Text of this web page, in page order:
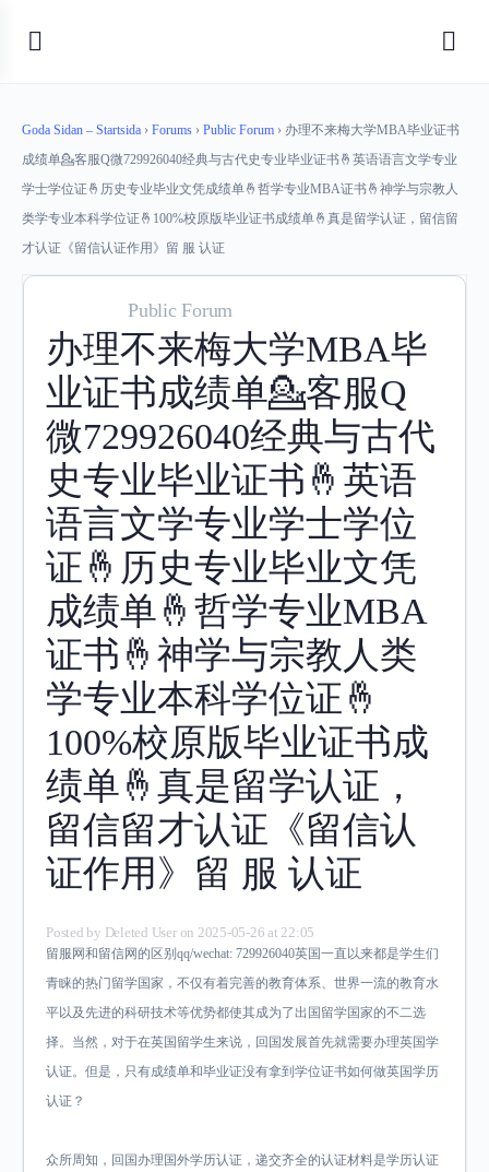
Goda Sidan – Startsida › Forums › Public Forum › 办理不来梅大学MBA毕业证书
成绩单💁客服Q微729926040经典与古代史专业毕业证书🤞英语语言文学专业
学士学位证🤞历史专业毕业文凭成绩单🤞哲学专业MBA证书🤞神学与宗教人
类学专业本科学位证🤞100%校原版毕业证书成绩单🤞真是留学认证，留信留
才认证《留信认证作用》留 服 认证
Public Forum
办理不来梅大学MBA毕
业证书成绩单💁客服Q
微729926040经典与古代
史专业毕业证书🤞英语
语言文学专业学士学位
证🤞历史专业毕业文凭
成绩单🤞哲学专业MBA
证书🤞神学与宗教人类
学专业本科学位证🤞
100%校原版毕业证书成
绩单🤞真是留学认证，
留信留才认证《留信认
证作用》留 服 认证
Posted by Deleted User on 2025-05-26 at 22:05
留服网和留信网的区别qq/wechat: 729926040英国一直以来都是学生们
青睐的热门留学国家，不仅有着完善的教育体系、世界一流的教育水
平以及先进的科研技术等优势都使其成为了出国留学国家的不二选
择。当然，对于在英国留学生来说，回国发展首先就需要办理英国学
认证。但是，只有成绩单和毕业证没有拿到学位证书如何做英国学历
认证？
众所周知，回国办理国外学历认证，递交齐全的认证材料是学历认证